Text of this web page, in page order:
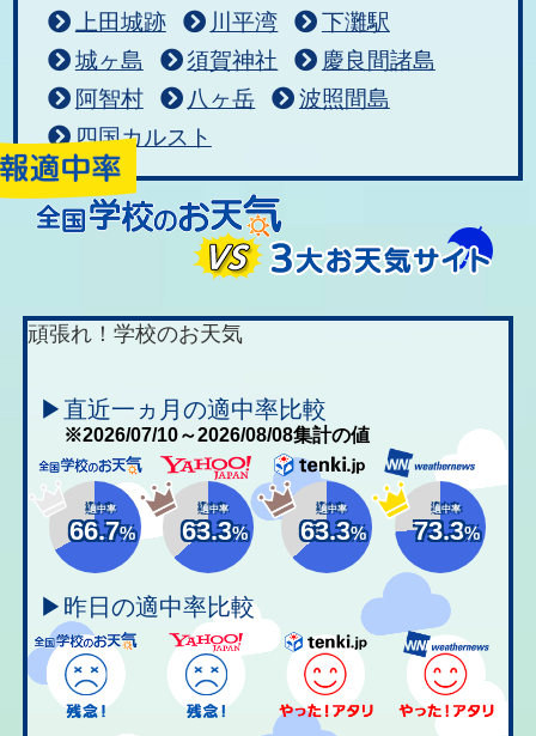
上田城跡
川平湾
下灘駅
城ヶ島
須賀神社
慶良間諸島
阿智村
八ヶ岳
波照間島
四国カルスト
頑張れ！学校のお天気
▶直近一ヵ月の適中率比較
※2026/07/10～2026/08/08集計の値
適中率
66.7%
適中率
63.3%
適中率
63.3%
適中率
73.3%
▶昨日の適中率比較